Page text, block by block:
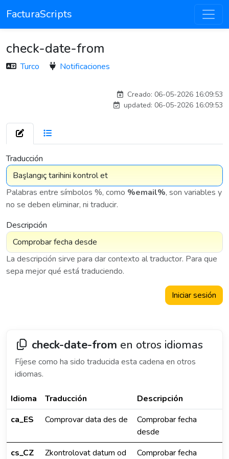
FacturaScripts
check-date-from
Turco Notificaciones
Creado: 06-05-2026 16:09:53
updated: 06-05-2026 16:09:53
Traducción
Palabras entre símbolos %, como %email%, son variables y
no se deben eliminar, ni traducir.
Descripción
La descripción sirve para dar contexto al traductor. Para que
sepa mejor qué está traduciendo.
Iniciar sesión
check-date-from en otros idiomas
Fíjese como ha sido traducida esta cadena en otros
idiomas.
Idioma Traducción
Descripción
ca_ES
Comprovar data des de
Comprobar fecha
desde
cs_CZ
Zkontrolovat datum od
Comprobar fecha